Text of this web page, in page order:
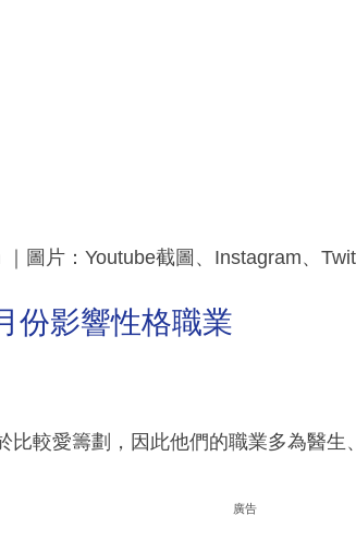
圖片：Youtube截圖、Instagram、
份影響性格職業
比較愛籌劃，因此他們的職業多為醫生
廣告